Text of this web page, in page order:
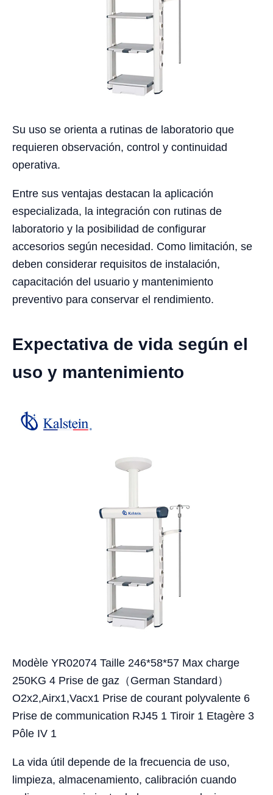
Su uso se orienta a rutinas de laboratorio que
requieren observación, control y continuidad
operativa.
Entre sus ventajas destacan la aplicación
especializada, la integración con rutinas de
laboratorio y la posibilidad de configurar
accesorios según necesidad. Como limitación, se
deben considerar requisitos de instalación,
capacitación del usuario y mantenimiento
preventivo para conservar el rendimiento.
Expectativa de vida según el
uso y mantenimiento
Modèle YR02074 Taille 246*58*57 Max charge
250KG 4 Prise de gaz（German Standard）
O2x2,Airx1,Vacx1 Prise de courant polyvalente 6
Prise de communication RJ45 1 Tiroir 1 Etagère 3
Pôle IV 1
La vida útil depende de la frecuencia de uso,
limpieza, almacenamiento, calibración cuando